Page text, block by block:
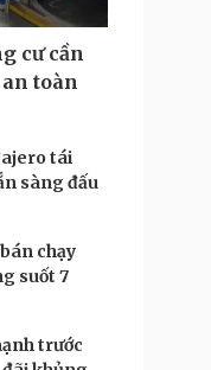
cư cần
toàn
tái
sàng đấu
chạy
suốt 7
trước